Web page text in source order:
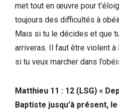
met tout en œuvre pour
toujours des difficultés à
Mais si tu le décides et que
arriveras. Il faut être violent à
si tu veux marcher dans
Matthieu 11 : 12 (LSG) «
Baptiste jusqu’à présent,